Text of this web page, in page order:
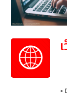
•